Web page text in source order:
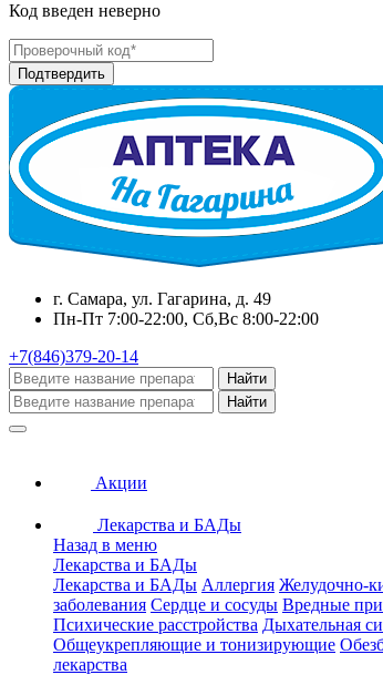
Код введен неверно
г. Самара, ул. Гагарина, д. 49
Пн-Пт 7:00-22:00, Сб,Вс 8:00-22:00
+7(846)379-20-14
Найти
Найти
Акции
Лекарства и БАДы
Назад в меню
Лекарства и БАДы
Лекарства и БАДы Аллергия Желудочно-
заболевания Сердце и сосуды Вредные
Психические расстройства Дыхательная
Общеукрепляющие и тонизирующие
лекарства